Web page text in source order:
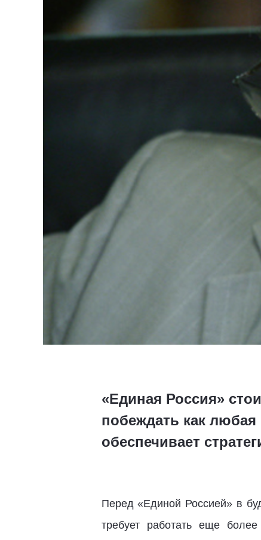
«Единая Россия»
побеждать как любая
обеспечивает
Перед «Единой Россией» в
требует работать еще